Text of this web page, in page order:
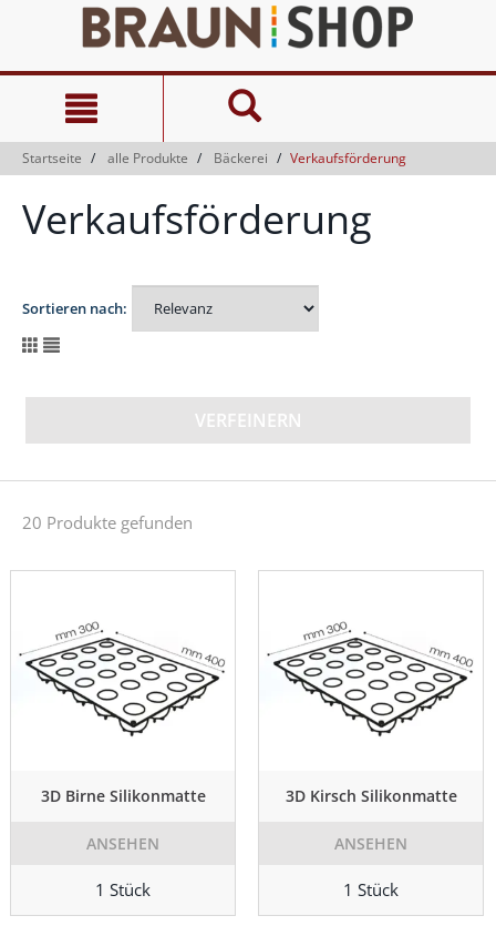
springen
Navigationsmenü
springen
Startseite alle Produkte Bäckerei Verkaufsförderung
Verkaufsförderung
Sortieren nach:
VERFEINERN
20 Produkte gefunden
3D Birne Silikonmatte
ANSEHEN
1 Stück
3D Kirsch Silikonmatte
ANSEHEN
1 Stück